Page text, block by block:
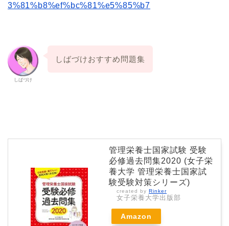
3%81%b8%ef%bc%81%e5%85%b7
しばづけ
しばづけおすすめ問題集
管理栄養士国家試験 受験
必修過去問集2020 (女子栄
養大学 管理栄養士国家試
験受験対策シリーズ)
created by Rinker
女子栄養大学出版部
Amazon